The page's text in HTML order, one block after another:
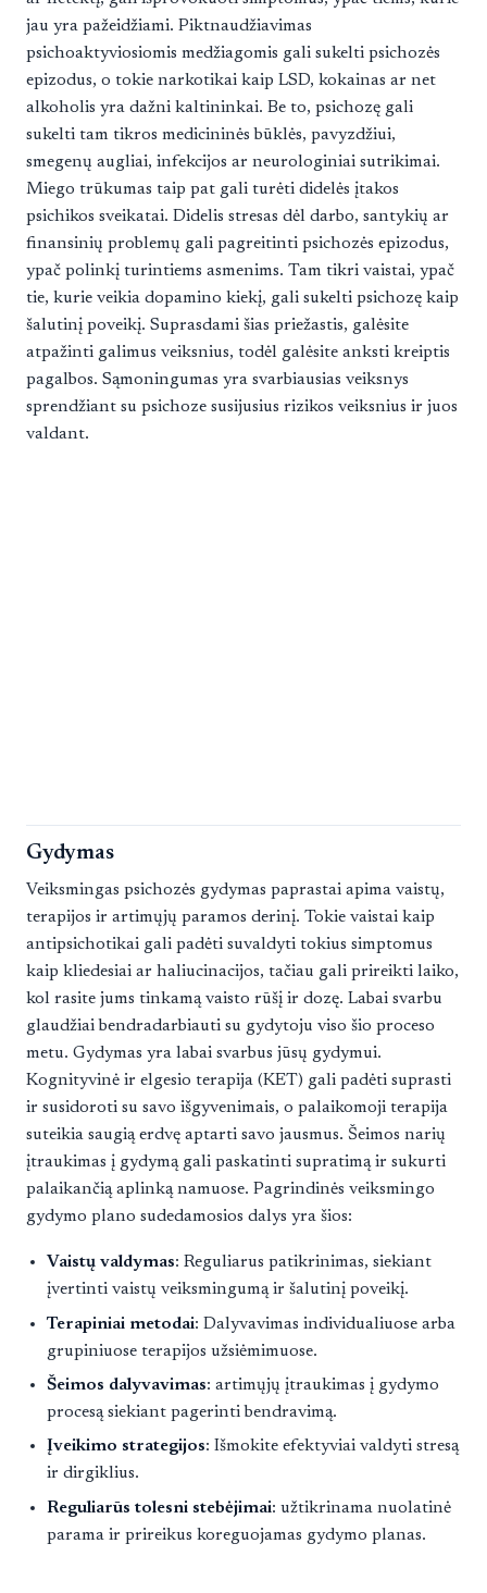
jau yra pažeidžiami. Piktnaudžiavimas
psichoaktyviosiomis medžiagomis gali sukelti psichozės
epizodus, o tokie narkotikai kaip LSD, kokainas ar net
alkoholis yra dažni kaltininkai. Be to, psichozę gali
sukelti tam tikros medicininės būklės, pavyzdžiui,
smegenų augliai, infekcijos ar neurologiniai sutrikimai.
Miego trūkumas taip pat gali turėti didelės įtakos
psichikos sveikatai. Didelis stresas dėl darbo, santykių ar
finansinių problemų gali pagreitinti psichozės epizodus,
ypač polinkį turintiems asmenims. Tam tikri vaistai, ypač
tie, kurie veikia dopamino kiekį, gali sukelti psichozę kaip
šalutinį poveikį. Suprasdami šias priežastis, galėsite
atpažinti galimus veiksnius, todėl galėsite anksti kreiptis
pagalbos. Sąmoningumas yra svarbiausias veiksnys
sprendžiant su psichoze susijusius rizikos veiksnius ir juos
valdant.
Gydymas
Veiksmingas psichozės gydymas paprastai apima vaistų,
terapijos ir artimųjų paramos derinį. Tokie vaistai kaip
antipsichotikai gali padėti suvaldyti tokius simptomus
kaip kliedesiai ar haliucinacijos, tačiau gali prireikti laiko,
kol rasite jums tinkamą vaisto rūšį ir dozę. Labai svarbu
glaudžiai bendradarbiauti su gydytoju viso šio proceso
metu. Gydymas yra labai svarbus jūsų gydymui.
Kognityvinė ir elgesio terapija (KET) gali padėti suprasti
ir susidoroti su savo išgyvenimais, o palaikomoji terapija
suteikia saugią erdvę aptarti savo jausmus. Šeimos narių
įtraukimas į gydymą gali paskatinti supratimą ir sukurti
palaikančią aplinką namuose. Pagrindinės veiksmingo
gydymo plano sudedamosios dalys yra šios:
Vaistų valdymas: Reguliarus patikrinimas, siekiant
įvertinti vaistų veiksmingumą ir šalutinį poveikį.
Terapiniai metodai: Dalyvavimas individualiuose arba
grupiniuose terapijos užsiėmimuose.
Šeimos dalyvavimas: artimųjų įtraukimas į gydymo
procesą siekiant pagerinti bendravimą.
Įveikimo strategijos: Išmokite efektyviai valdyti stresą
ir dirgiklius.
Reguliarūs tolesni stebėjimai: užtikrinama nuolatinė
parama ir prireikus koreguojamas gydymo planas.